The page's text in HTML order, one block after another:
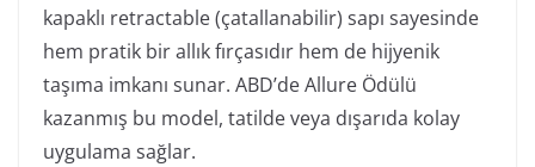
kapaklı retractable (çatallanabilir) sapı sayesinde
hem pratik bir allık fırçasıdır hem de hijyenik
taşıma imkanı sunar. ABD’de Allure Ödülü
kazanmış bu model, tatilde veya dışarıda kolay
uygulama sağlar.